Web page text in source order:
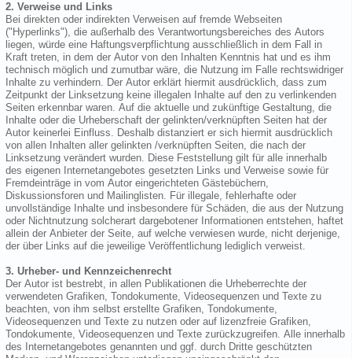
2. Verweise und Links
Bei direkten oder indirekten Verweisen auf fremde Webseiten
("Hyperlinks"), die außerhalb des Verantwortungsbereiches des Autors
liegen, würde eine Haftungsverpflichtung ausschließlich in dem Fall in
Kraft treten, in dem der Autor von den Inhalten Kenntnis hat und es ihm
technisch möglich und zumutbar wäre, die Nutzung im Falle rechtswidriger
Inhalte zu verhindern. Der Autor erklärt hiermit ausdrücklich, dass zum
Zeitpunkt der Linksetzung keine illegalen Inhalte auf den zu verlinkenden
Seiten erkennbar waren. Auf die aktuelle und zukünftige Gestaltung, die
Inhalte oder die Urheberschaft der gelinkten/verknüpften Seiten hat der
Autor keinerlei Einfluss. Deshalb distanziert er sich hiermit ausdrücklich
von allen Inhalten aller gelinkten /verknüpften Seiten, die nach der
Linksetzung verändert wurden. Diese Feststellung gilt für alle innerhalb
des eigenen Internetangebotes gesetzten Links und Verweise sowie für
Fremdeinträge in vom Autor eingerichteten Gästebüchern,
Diskussionsforen und Mailinglisten. Für illegale, fehlerhafte oder
unvollständige Inhalte und insbesondere für Schäden, die aus der Nutzung
oder Nichtnutzung solcherart dargebotener Informationen entstehen, haftet
allein der Anbieter der Seite, auf welche verwiesen wurde, nicht derjenige,
der über Links auf die jeweilige Veröffentlichung lediglich verweist.
3. Urheber- und Kennzeichenrecht
Der Autor ist bestrebt, in allen Publikationen die Urheberrechte der
verwendeten Grafiken, Tondokumente, Videosequenzen und Texte zu
beachten, von ihm selbst erstellte Grafiken, Tondokumente,
Videosequenzen und Texte zu nutzen oder auf lizenzfreie Grafiken,
Tondokumente, Videosequenzen und Texte zurückzugreifen. Alle innerhalb
des Internetangebotes genannten und ggf. durch Dritte geschützten